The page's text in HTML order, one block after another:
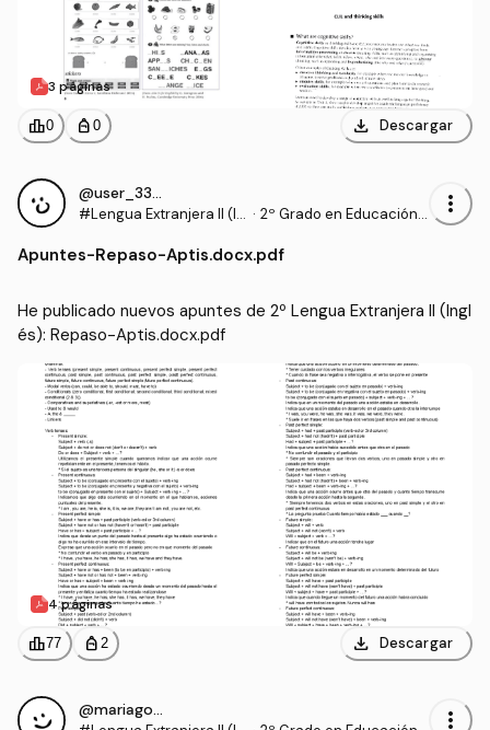
3 páginas
leaderboard0 personal_bag 0 download Descargar
@user_3357150
#Lengua Extranjera II (In · 2º Grado en Educación P
more_vert
Apuntes-Repaso-Aptis.docx.pdf
He publicado nuevos apuntes de 2º Lengua Extranjera II (Ingl
és): Repaso-Aptis.docx.pdf
4 páginas
leaderboard77 personal_bag 2 download Descargar
@mariagomf_ more_vert